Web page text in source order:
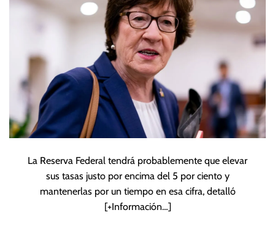
La Reserva Federal tendrá probablemente que elevar
sus tasas justo por encima del 5 por ciento y
mantenerlas por un tiempo en esa cifra, detalló
[+Información…]